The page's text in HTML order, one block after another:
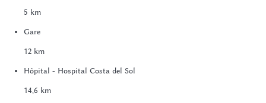
5 km
Gare
12 km
Hôpital - Hospital Costa del Sol
14,6 km